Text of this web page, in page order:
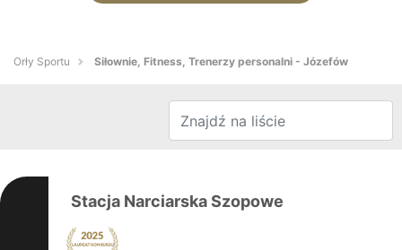
Orły Sportu Siłownie, Fitness, Trenerzy personalni - Józefów
Stacja Narciarska Szopowe